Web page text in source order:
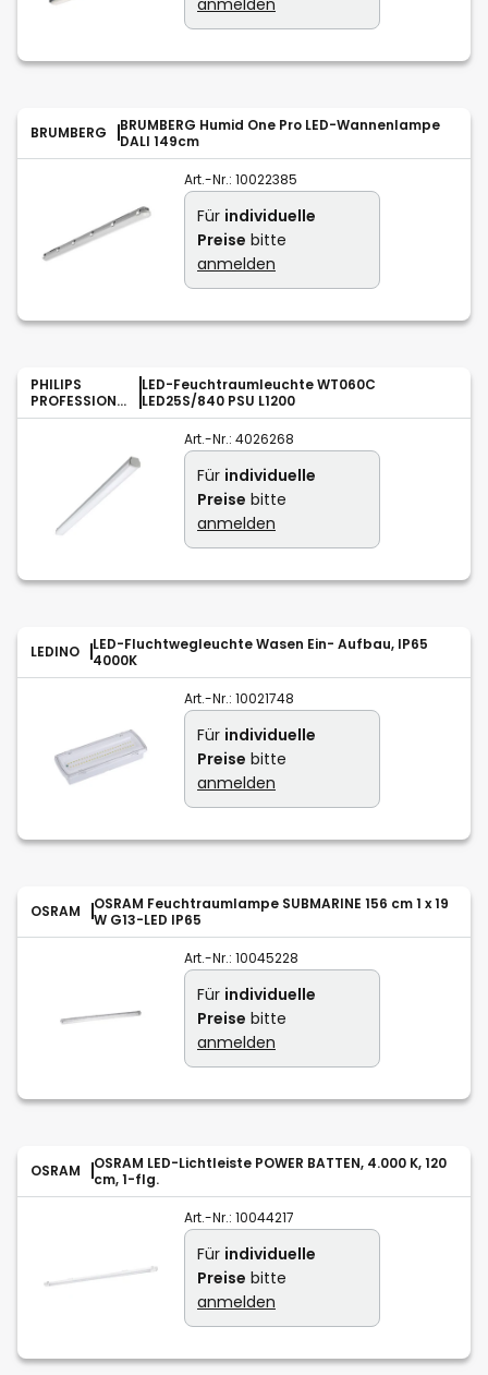
BRUMBERG
BRUMBERG Humid One Pro LED-Wannenlampe
DALI 149cm
Art.-Nr.: 10022385
Für individuelle
Preise bitte
anmelden
PHILIPS
PROFESSIONA
L
LED-Feuchtraumleuchte WT060C
LED25S/840 PSU L1200
Art.-Nr.: 4026268
Für individuelle
Preise bitte
anmelden
LEDINO
LED-Fluchtwegleuchte Wasen Ein- Aufbau, IP65
4000K
Art.-Nr.: 10021748
Für individuelle
Preise bitte
anmelden
OSRAM
OSRAM Feuchtraumlampe SUBMARINE 156 cm 1 x 19
W G13-LED IP65
Art.-Nr.: 10045228
Für individuelle
Preise bitte
anmelden
OSRAM
OSRAM LED-Lichtleiste POWER BATTEN, 4.000 K, 120
cm, 1-flg.
Art.-Nr.: 10044217
Für individuelle
Preise bitte
anmelden